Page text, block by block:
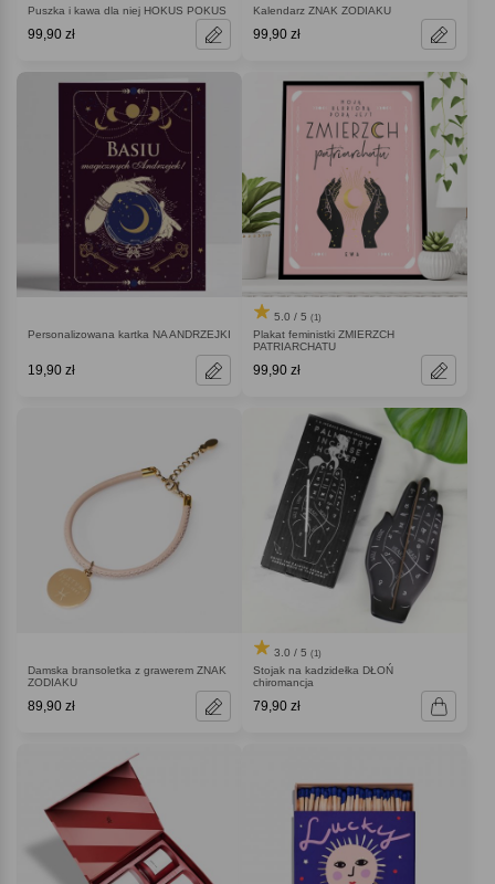
Puszka i kawa dla niej HOKUS POKUS
99,90 zł
Kalendarz ZNAK ZODIAKU
99,90 zł
Personalizowana kartka NA ANDRZEJKI
19,90 zł
5.0 / 5 (1)
Plakat feministki ZMIERZCH
PATRIARCHATU
99,90 zł
Damska bransoletka z grawerem ZNAK
ZODIAKU
89,90 zł
3.0 / 5 (1)
Stojak na kadzidełka DŁOŃ
chiromancja
79,90 zł